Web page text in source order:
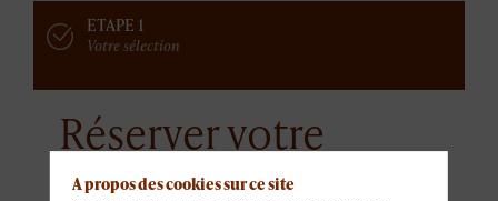
ETAPE 1
Votre sélection
Réserver votre
table
A propos des cookies sur ce site